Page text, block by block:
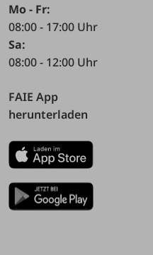
Mo - Fr:
08:00 - 17:00 Uhr
Sa:
08:00 - 12:00 Uhr
FAIE App
herunterladen